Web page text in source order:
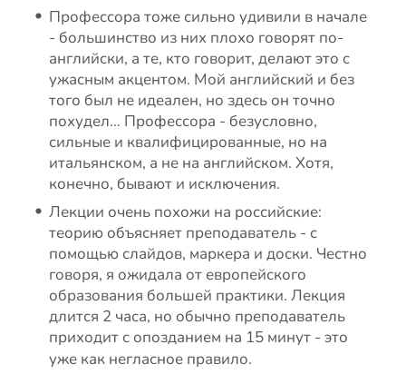
Профессора тоже сильно удивили в начале
- большинство из них плохо говорят по-
английски, а те, кто говорит, делают это с
ужасным акцентом. Мой английский и без
того был не идеален, но здесь он точно
похудел… Профессора - безусловно,
сильные и квалифицированные, но на
итальянском, а не на английском. Хотя,
конечно, бывают и исключения.
Лекции очень похожи на российские:
теорию объясняет преподаватель - с
помощью слайдов, маркера и доски. Честно
говоря, я ожидала от европейского
образования большей практики. Лекция
длится 2 часа, но обычно преподаватель
приходит с опозданием на 15 минут- это
уже как негласное правило.